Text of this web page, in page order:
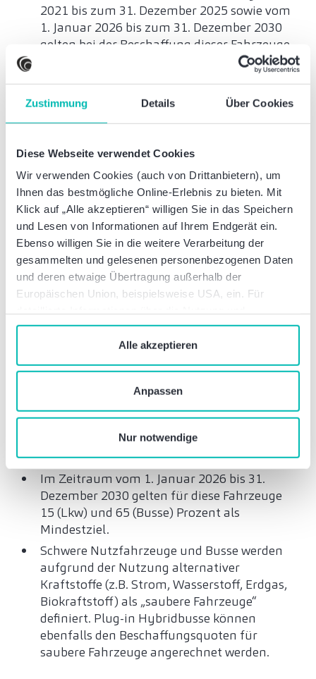
Zustimmung Details Über Cookies
Diese Webseite verwendet Cookies
Wir verwenden Cookies (auch von Drittanbietern), um
Ihnen das bestmögliche Online-Erlebnis zu bieten. Mit
Klick auf „Alle akzeptieren“ willigen Sie in das Speichern
und Lesen von Informationen auf Ihrem Endgerät ein.
Ebenso willigen Sie in die weitere Verarbeitung der
gesammelten und gelesenen personenbezogenen Daten
und deren etwaige Übertragung außerhalb der
Europäischen Union, beispielsweise USA, ein. Für
Verwaltung von Cookies klicken Sie auf „Details“. Mit
dem Klick auf „Cookies verbieten“ lehnen Sie die
Verwendung von zustimmungspflichtigen Cookies ab. Sie
, wenn Sie unsere Webseite
nutzen.
Alle akzeptieren
Anpassen
Nur notwendige
2021 bis zum 31. Dezember 2025 sowie vom
1. Januar 2026 bis zum 31. Dezember 2030
gelten bei der Beschaffung dieser Fahrzeuge
bestimmte Emissionsgrenzwerte, die in
Für den Anteil dieser Fahrzeuge an der
Referenzzeiträumen jeweils in Mindestziel
Pkw und leichte Nutzfahrzeuge werden
über Grenzwerte zu CO2- und
Luftschadstoffemissionen als „saubere
Fahrzeuge“ definiert.
Saubere schwere Nutzfahrzeuge
Für den Anteil dieser Fahrzeuge an der
Gesamtzahl der beschafften schweren
nach Zeiträumen differenzieren.
Im Zeitraum vom 2. August 2021 bis zum
31. Dezember 2025 gelten für Lkw der
Fahrzeugklassen N2 und N3 10 Prozent und
für Busse der Fahrzeugklasse M3 (die
zumeist auch im PNV eingesetzt werden)
45 Prozent als Mindestziel.
Im Zeitraum vom 1. Januar 2026 bis 31.
Dezember 2030 gelten für diese Fahrzeuge
15 (Lkw) und 65 (Busse) Prozent als
Mindestziel.
Schwere Nutzfahrzeuge und Busse werden
aufgrund der Nutzung alternativer
Kraftstoffe (z.B. Strom, Wasserstoff, Erdgas,
Biokraftstoff) als „saubere Fahrzeuge“
definiert. Plug-in Hybridbusse können
ebenfalls den Beschaffungsquoten für
saubere Fahrzeuge angerechnet werden.